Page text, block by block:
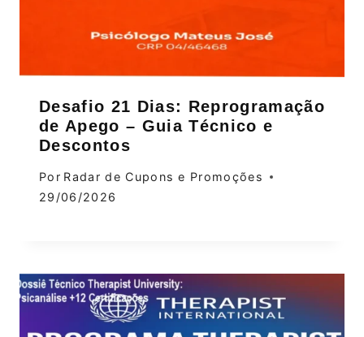
Desafio 21 Dias: Reprogramação
de Apego – Guia Técnico e
Descontos
Por Radar de Cupons e Promoções
29/06/2026